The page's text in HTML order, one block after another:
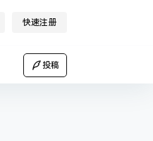
快速注册
投稿